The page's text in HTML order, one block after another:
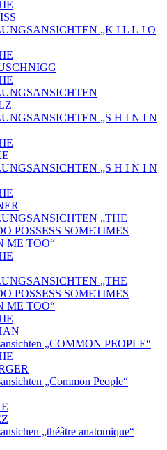
„K I L L J O
„S H I N I N
„S H I N I N
„THE
POSSESS SOMETIMES
ME TOO“
„THE
POSSESS SOMETIMES
ME TOO“
„COMMON PEOPLE“
„Common People“
„théâtre anatomique“